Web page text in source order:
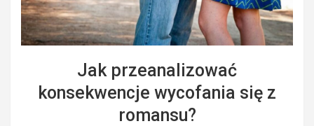
Jak przeanalizować
konsekwencje wycofania się z
romansu?